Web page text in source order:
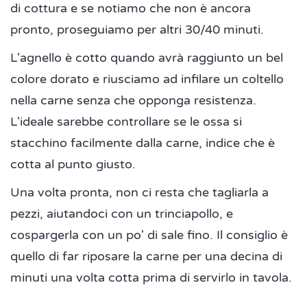
di cottura e se notiamo che non è ancora
pronto, proseguiamo per altri 30/40 minuti.
L'agnello è cotto quando avrà raggiunto un bel
colore dorato e riusciamo ad infilare un coltello
nella carne senza che opponga resistenza.
L'ideale sarebbe controllare se le ossa si
stacchino facilmente dalla carne, indice che è
cotta al punto giusto.
Una volta pronta, non ci resta che tagliarla a
pezzi, aiutandoci con un trinciapollo, e
cospargerla con un po' di sale fino. Il consiglio è
quello di far riposare la carne per una decina di
minuti una volta cotta prima di servirlo in tavola.